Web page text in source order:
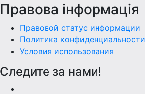
Правова інформація
Правовой статус информации
Политика конфиденциальности
Условия использования
Следите за нами!